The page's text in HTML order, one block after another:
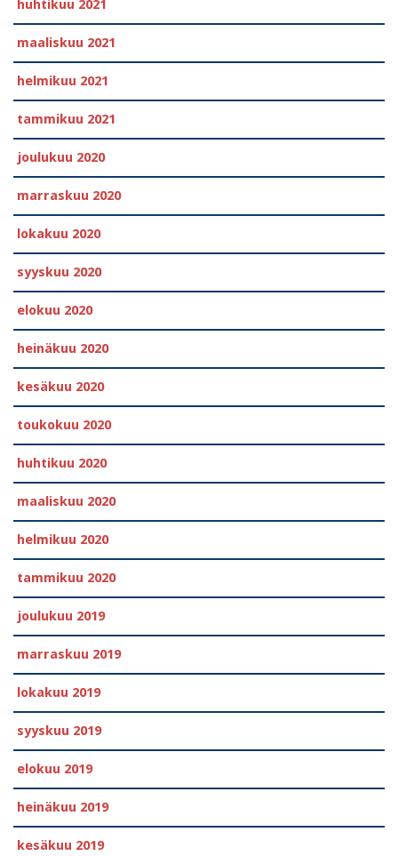
huhtikuu 2021
maaliskuu 2021
helmikuu 2021
tammikuu 2021
joulukuu 2020
marraskuu 2020
lokakuu 2020
syyskuu 2020
elokuu 2020
heinäkuu 2020
kesäkuu 2020
toukokuu 2020
huhtikuu 2020
maaliskuu 2020
helmikuu 2020
tammikuu 2020
joulukuu 2019
marraskuu 2019
lokakuu 2019
syyskuu 2019
elokuu 2019
heinäkuu 2019
kesäkuu 2019